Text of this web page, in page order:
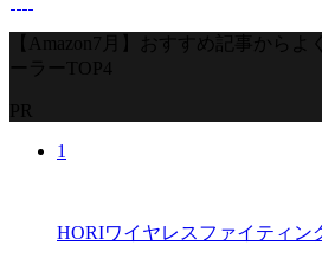
【Amazon7月】おすすめ記事から
ーラーTOP4
PR
1
HORIワイヤレスファイティン